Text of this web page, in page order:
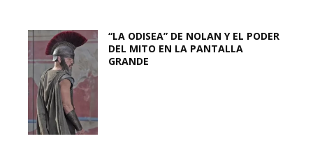
“LA ODISEA” DE NOLAN Y EL PODER
DEL MITO EN LA PANTALLA
GRANDE